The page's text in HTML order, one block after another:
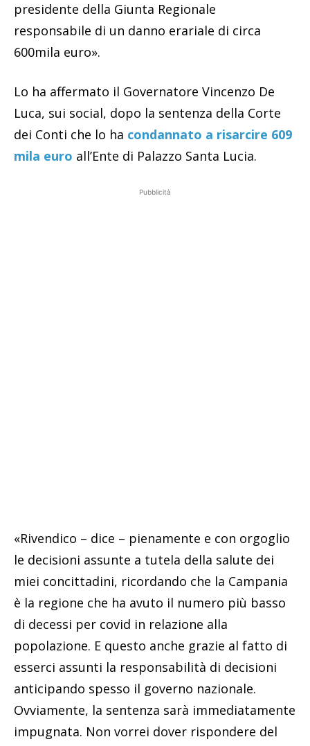
presidente della Giunta Regionale
responsabile di un danno erariale di circa
600mila euro».
Lo ha affermato il Governatore Vincenzo De
Luca, sui social, dopo la sentenza della Corte
dei Conti che lo ha condannato a risarcire 609
mila euro all’Ente di Palazzo Santa Lucia.
Pubblicità
«Rivendico – dice – pienamente e con orgoglio
le decisioni assunte a tutela della salute dei
miei concittadini, ricordando che la Campania
è la regione che ha avuto il numero più basso
di decessi per covid in relazione alla
popolazione. E questo anche grazie al fatto di
esserci assunti la responsabilità di decisioni
anticipando spesso il governo nazionale.
Ovviamente, la sentenza sarà immediatamente
impugnata. Non vorrei dover rispondere del